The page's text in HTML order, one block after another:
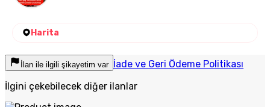
Harita
İlan ile ilgili şikayetim var İade ve Geri Ödeme Politikası
İlgini çekebilecek diğer ilanlar